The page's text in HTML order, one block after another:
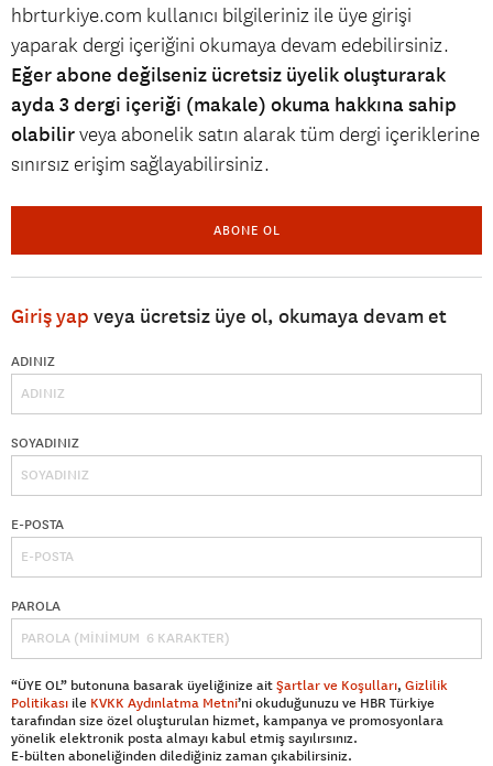
hbrturkiye.com kullanıcı bilgileriniz ile üye girişi
yaparak dergi içeriğini okumaya devam edebilirsiniz.
Eğer abone değilseniz ücretsiz üyelik oluşturarak
ayda 3 dergi içeriği (makale) okuma hakkına sahip
olabilirveya abonelik satın alarak tüm dergi içeriklerine
sınırsız erişim sağlayabilirsiniz.
ABONE OL
Giriş yap veya ücretsiz üye ol, okumaya devam et
ADINIZ
SOYADINIZ
E-POSTA
PAROLA
“ÜYE OL” butonuna basarak üyeliğinize aitŞartlar ve Koşulları, Gizlilik
Politikası ile KVKK Aydınlatma Metni’ni okuduğunuzu ve HBR Türkiye
tarafından size özel oluşturulan hizmet, kampanya ve promosyonlara
yönelik elektronik posta almayı kabul etmiş sayılırsınız.
E-bülten aboneliğinden dilediğiniz zaman çıkabilirsiniz.